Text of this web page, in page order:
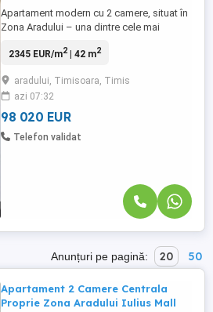
Apartament modern cu 2 camere, situat în
Zona Aradului – una dintre cele mai
Proprietatea este amplasată într-un imobil
compartimentare eficientă, finisaje de
actualitate și confort sporit. ~ Este
alegerea ideală atât pentru ...
2345 EUR/m2| 42 m2
aradului, Timisoara, Timis
azi 07:32
98 020 EUR
Telefon validat
Anunțuri pe pagină: 20 50
Apartament 2 Camere Centrala
Proprie Zona Aradului Iulius Mall